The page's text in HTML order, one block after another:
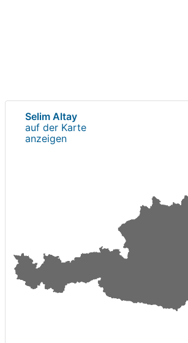
Selim Altay
auf der Karte
anzeigen